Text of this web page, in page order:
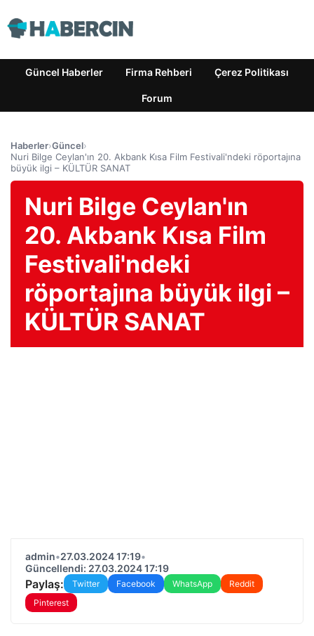
Güncel Haberler Firma Rehberi Çerez Politikası
Forum
Haberler›Güncel›
Nuri Bilge Ceylan'ın 20. Akbank Kısa Film Festivali'ndeki röportajına
büyük ilgi – KÜLTÜR SANAT
Nuri Bilge Ceylan'ın
20. Akbank Kısa Film
Festivali'ndeki
röportajına büyük ilgi –
KÜLTÜR SANAT
admin•27.03.2024 17:19•
Güncellendi: 27.03.2024 17:19
Paylaş: Twitter Facebook WhatsApp
Reddit
Pinterest